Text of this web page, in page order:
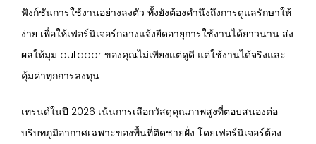
ฟังก์ชันการใช้งานอย่างลงตัว ทั้งยังต้องคำนึงถึงการดูแลรักษาให้
ง่าย เพื่อให้เฟอร์นิเจอร์กลางแจ้งยืดอายุการใช้งานได้ยาวนาน ส่ง
ผลให้มุม outdoor ของคุณไม่เพียงแต่ดูดี แต่ใช้งานได้จริงและ
คุ้มค่าทุกการลงทุน
เทรนด์ในปี 2026 เน้นการเลือกวัสดุคุณภาพสูงที่ตอบสนองต่อ
บริบทภูมิอากาศเฉพาะของพื้นที่ติดชายฝั่ง โดยเฟอร์นิเจอร์ต้อง